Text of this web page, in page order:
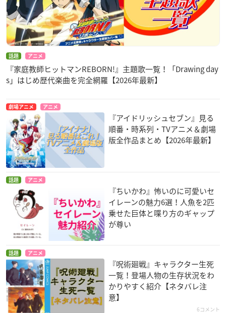
話題 アニメ
『家庭教師ヒットマンREBORN!』主題歌一覧！「Drawing day
s」はじめ歴代楽曲を完全網羅【2026年最新】
劇場アニメ アニメ
『アイドリッシュセブン』見る
順番・時系列・TVアニメ＆劇場
版全作品まとめ【2026年最新】
話題 アニメ
『ちいかわ』怖いのに可愛いセ
イレーンの魅力6選！人魚を2匹
乗せた巨体と喋り方のギャップ
が尊い
話題 アニメ
『呪術廻戦』キャラクター生死
一覧！登場人物の生存状況をわ
かりやすく紹介【ネタバレ注
意】
6コメント